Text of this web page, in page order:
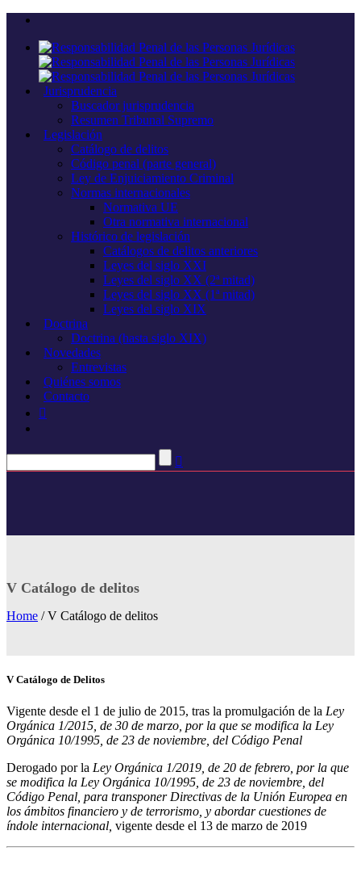
Jurisprudencia
Buscador jurisprudencia
Resumen Tribunal Supremo
Legislación
Catálogo de delitos
Código penal (parte general)
Ley de Enjuiciamiento Criminal
Normas internacionales
Normativa UE
Otra normativa internacional
Histórico de legislación
Catálogos de delitos anteriores
Leyes del siglo XXI
Leyes del siglo XX (2ª mitad)
Leyes del siglo XX (1ª mitad)
Leyes del siglo XIX
Doctrina
Doctrina (hasta siglo XIX)
Novedades
Entrevistas
Quiénes somos
Contacto
V Catálogo de delitos
Home / V Catálogo de delitos
V Catálogo de Delitos
Vigente desde el 1 de julio de 2015, tras la promulgación de la Ley
Orgánica 1/2015, de 30 de marzo, por la que se modifica la Ley
Orgánica 10/1995, de 23 de noviembre, del Código Penal
Derogado por la Ley Orgánica 1/2019, de 20 de febrero, por la que
se modifica la Ley Orgánica 10/1995, de 23 de noviembre, del
Código Penal, para transponer Directivas de la Unión Europea en
los ámbitos financiero y de terrorismo, y abordar cuestiones de
índole internacional vigente desde el 13 de marzo de 2019